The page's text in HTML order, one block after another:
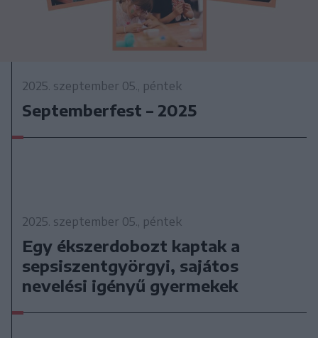
2025. szeptember 05., péntek
Septemberfest – 2025
2025. szeptember 05., péntek
Egy ékszerdobozt kaptak a
sepsiszentgyörgyi, sajátos
nevelési igényű gyermekek